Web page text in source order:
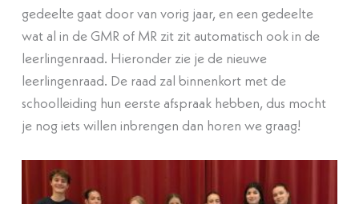
gedeelte gaat door van vorig jaar, en een gedeelte
wat al in de GMR of MR zit zit automatisch ook in de
leerlingenraad. Hieronder zie je de nieuwe
leerlingenraad. De raad zal binnenkort met de
schoolleiding hun eerste afspraak hebben, dus mocht
je nog iets willen inbrengen dan horen we graag!